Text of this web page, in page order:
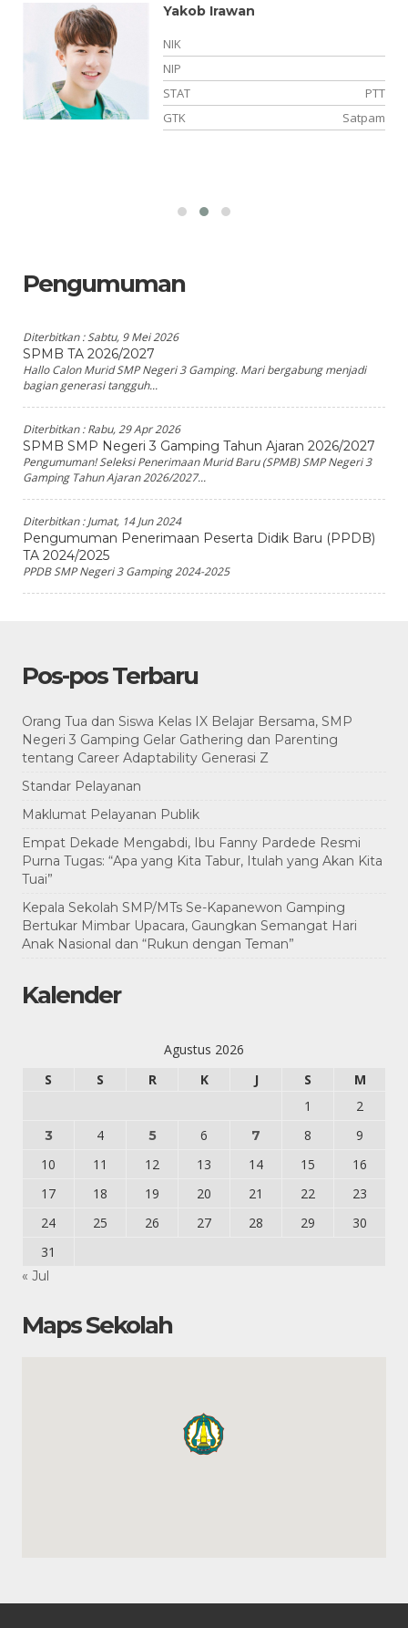
Yakob Irawan
NIK
NIP
STAT
PTT
GTK
Satpam
Pengumuman
Diterbitkan :Sabtu, 9 Mei 2026
SPMB TA 2026/2027
Hallo Calon Murid SMP Negeri 3 Gamping. Mari bergabung menjadi
bagian generasi tangguh...
Diterbitkan :Rabu, 29 Apr 2026
SPMB SMP Negeri 3 Gamping Tahun Ajaran 2026/2027
Pengumuman! Seleksi Penerimaan Murid Baru (SPMB) SMP Negeri 3
Gamping Tahun Ajaran 2026/2027...
Diterbitkan :Jumat, 14 Jun 2024
Pengumuman Penerimaan Peserta Didik Baru (PPDB)
TA 2024/2025
PPDB SMP Negeri 3 Gamping 2024-2025
Pos-pos Terbaru
Orang Tua dan Siswa Kelas IX Belajar Bersama, SMP
Negeri 3 Gamping Gelar Gathering dan Parenting
tentang Career Adaptability Generasi Z
Standar Pelayanan
Maklumat Pelayanan Publik
Empat Dekade Mengabdi, Ibu Fanny Pardede Resmi
Purna Tugas: “Apa yang Kita Tabur, Itulah yang Akan Kita
Tuai”
Kepala Sekolah SMP/MTs Se-Kapanewon Gamping
Bertukar Mimbar Upacara, Gaungkan Semangat Hari
Anak Nasional dan “Rukun dengan Teman”
Kalender
Agustus 2026
S
S R K J S
M
1
2
3 4 5 6 7 8
9
10
11 12 13 14 15
16
17
18 19 20 21 22
23
24
25 26 27 28 29
30
31
« Jul
Maps Sekolah